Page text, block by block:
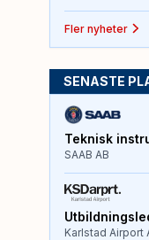
Fler nyheter
SENASTE
Teknisk
SAAB AB
Karlstad Airport